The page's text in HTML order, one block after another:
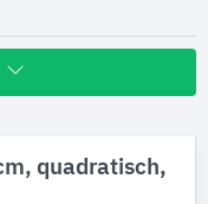
quadratisch,